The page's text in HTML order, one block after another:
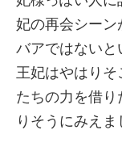
妃の再会シー
バアではないと
王妃はやはりそ
たちの力を借
りそうにみえま